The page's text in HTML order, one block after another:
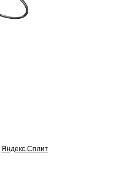
Яндекс.Сплит